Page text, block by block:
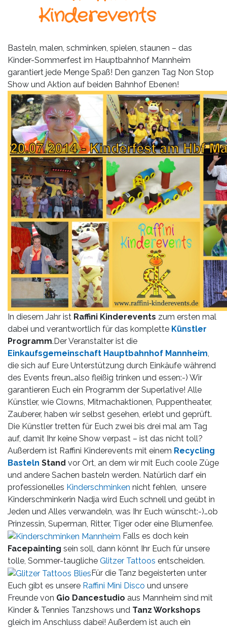
Fotos,
Events
Videos
Referenzen
Blog
Jobs
Partner/Links
Kinderevents
Basteln, malen, schminken, spielen, staunen – das
Kinder-Sommerfest im Hauptbahnhof Mannheim
garantiert jede Menge Spaß! Den ganzen Tag Non Stop
Show und Aktion auf beiden Bahnhof Ebenen!
In diesem Jahr ist Raffini Kinderevents zum ersten mal
dabei und verantwortlich für das komplette Künstler
Programm.Der Veranstalter ist die
Einkaufsgemeinschaft Hauptbahnhof Mannheim,
die sich auf Eure Unterstützung durch Einkäufe während
des Events freun…also fleißig trinken und essen:-) Wir
garantieren Euch ein Programm der Superlative! Alle
Künstler, wie Clowns, Mitmachaktionen, Puppentheater,
Zauberer, haben wir selbst gesehen, erlebt und geprüft.
Die Künstler tretten für Euch zwei bis drei mal am Tag
auf, damit Ihr keine Show verpast – ist das nicht toll?
Außerdem ist Raffini Kinderevents mit einem Recycling
Basteln Stand vor Ort, an dem wir mit Euch coole Züge
und andere Sachen basteln werden. Natürlich darf ein
professionelles Kinderschminken nicht fehlen, unsere
Kinderschminkerin Nadja wird Euch schnell und geübt in
Jeden und Alles verwandeln, was Ihr Euch wünscht:-)…ob
Prinzessin, Superman, Ritter, Tiger oder eine Blumenfee.
Falls es doch kein
Facepainting sein soll, dann könnt Ihr Euch für unsere
tolle, Sommer-taugliche Glitzer Tattoos entscheiden.
Für die Tanz begeisterten unter
Euch gibt es unsere Raffini Mini Disco und unsere
Freunde von Gio Dancestudio aus Mannheim sind mit
Kinder & Tennies Tanzshows und Tanz Workshops
gleich im Anschluss dabei! Außerdem ist auch ein